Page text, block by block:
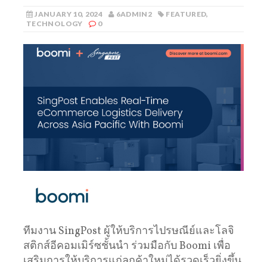
JANUARY 10, 2024 6ADMIN2 FEATURED,
TECHNOLOGY
0
ทีมงาน SingPost ผู้ให้บริการไปรษณีย์และโลจิ
สติกส์อีคอมเมิร์ซชั้นนำ ร่วมมือกับ Boomi เพื่อ